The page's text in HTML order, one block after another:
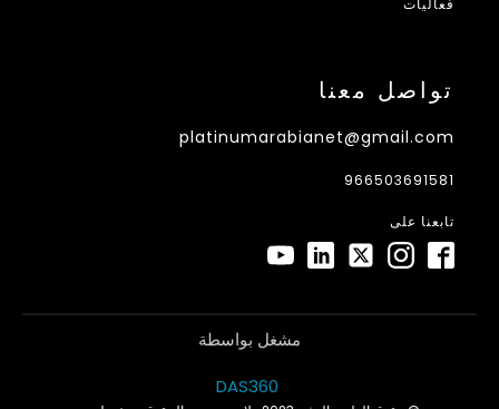
فعاليات
تواصل معنا
platinumarabianet@gmail.com
966503691581
تابعنا على
مشغل بواسطة